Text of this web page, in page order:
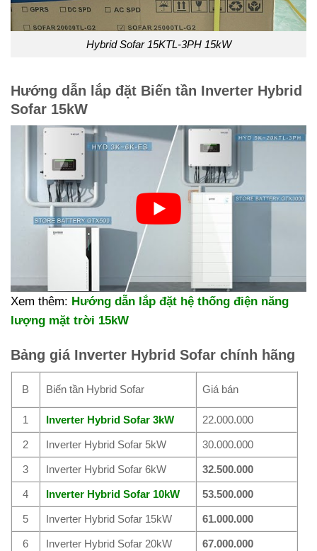
Hybrid Sofar 15KTL-3PH 15kW
Hướng dẫn lắp đặt Biến tần Inverter Hybrid
Sofar 15kW
Xem thêm: Hướng dẫn lắp đặt hệ thống điện năng
lượng mặt trời 15kW
Bảng giá Inverter Hybrid Sofar chính hãng
B Biến tần Hybrid Sofar Giá bán
1 Inverter Hybrid Sofar 3kW 22.000.000
2 Inverter Hybrid Sofar 5kW 30.000.000
3 Inverter Hybrid Sofar 6kW 32.500.000
4 Inverter Hybrid Sofar 10kW 53.500.000
5 Inverter Hybrid Sofar 15kW 61.000.000
6 Inverter Hybrid Sofar 20kW 67.000.000